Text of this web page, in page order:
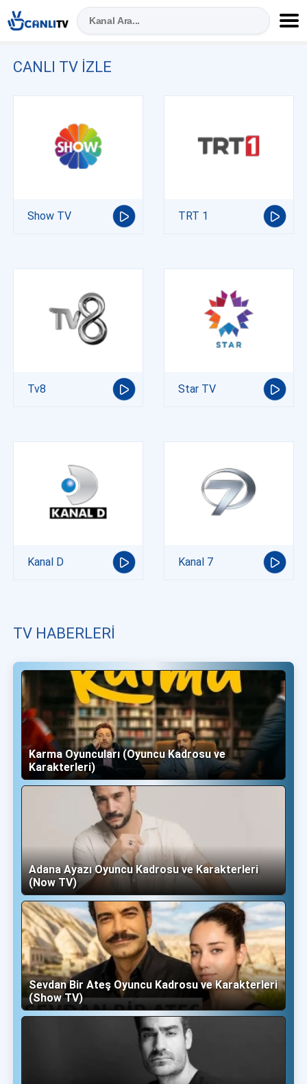
CANLI TV IZLE
Show TV TRT 1
Tv8 Star TV
Kanal D Kanal 7
TV HABERLERI
Karma Oyuncuları (Oyuncu Kadrosu ve
Karakterleri)
Adana Ayazı Oyuncu Kadrosu ve Karakterleri
(Now TV)
Sevdan Bir Ateş Oyuncu Kadrosu ve Karakterleri
(Show TV)